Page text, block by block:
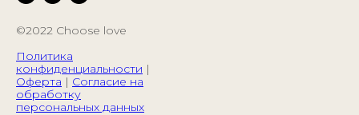
©2022 Choose love
Политика
конфиденциальности |
Оферта | Согласие на
обработку
персональных данных